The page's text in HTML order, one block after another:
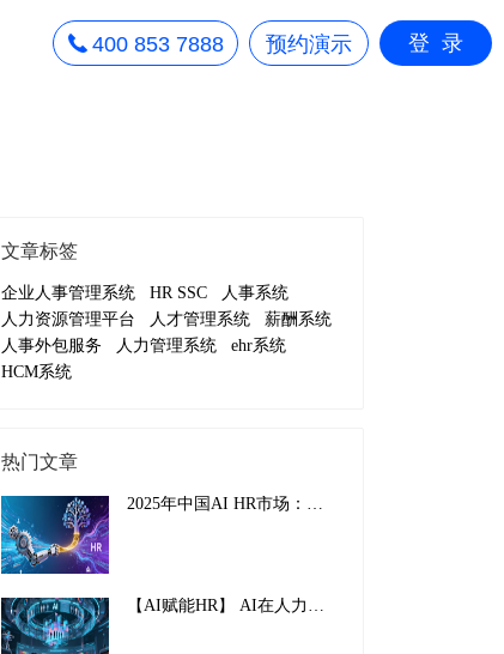
400 853 7888 预约演示 登录
文章标签
企业人事管理系统 HR SSC
人事系统
人力资源管理平台
人才管理系统
薪酬系统
人事外包服务
人力管理系统
ehr系统
HCM系统
热门文章